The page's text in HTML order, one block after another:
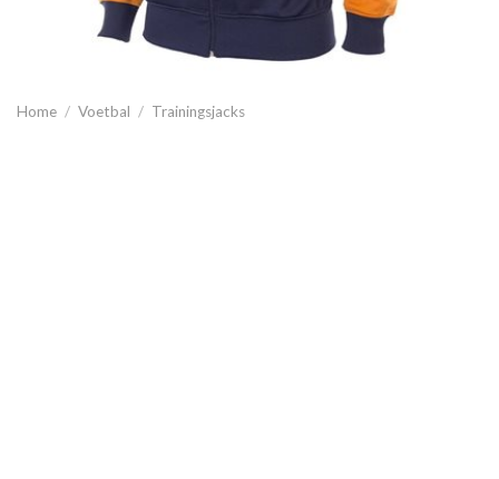
Home / Voetbal / Trainingsjacks